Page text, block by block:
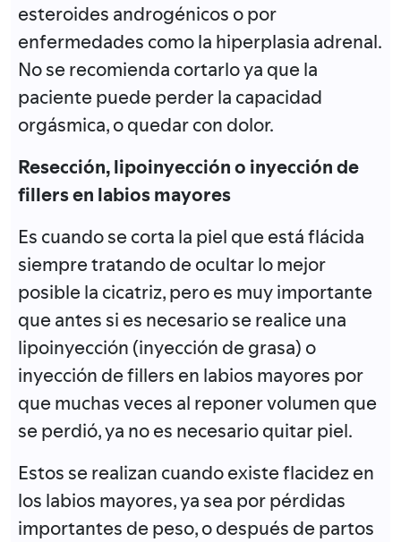
esteroides androgénicos o por
enfermedades como la hiperplasia adrenal.
No se recomienda cortarlo ya que la
paciente puede perder la capacidad
orgásmica, o quedar con dolor.
Resección, lipoinyección o inyección de
fillers en labios mayores
Es cuando se corta la piel que está flácida
siempre tratando de ocultar lo mejor
posible la cicatriz, pero es muy importante
que antes si es necesario se realice una
lipoinyección (inyección de grasa) o
inyección de fillers en labios mayores por
que muchas veces al reponer volumen que
se perdió, ya no es necesario quitar piel.
Estos se realizan cuando existe flacidez en
los labios mayores, ya sea por pérdidas
importantes de peso, o después de partos